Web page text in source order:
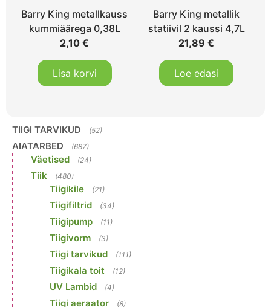
Barry King metallkauss
kummiäärega 0,38L
2,10€
Lisa korvi
Barry King metallik
statiivil 2 kaussi 4,7L
21,89€
Loe edasi
TIIGI TARVIKUD (52)
AIATARBED (687)
Väetised (24)
Tiik (480)
Tiigikile (21)
Tiigifiltrid (34)
Tiigipump (11)
Tiigivorm (3)
Tiigi tarvikud (111)
Tiigikala toit (12)
UV Lambid (4)
Tiigi aeraator (8)